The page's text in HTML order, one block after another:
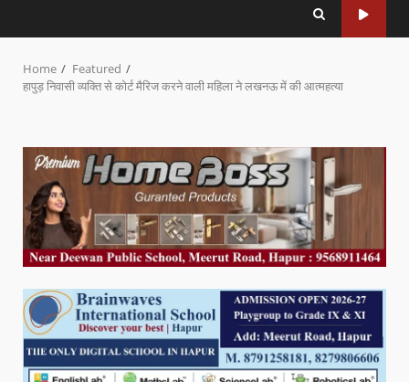
Home
Featured
हापुड़ निवासी व्यक्ति से कोर्ट मैरिज करने वाली महिला ने लखनऊ में की आत्महत्या